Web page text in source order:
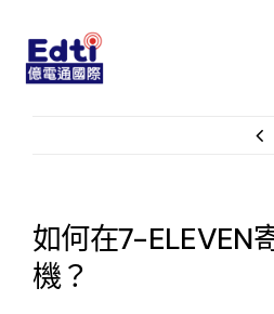
content
價格查
如何在7-ELEVEN
機？